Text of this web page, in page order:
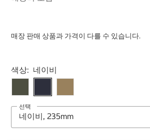
매장 판매 상품과 가격이 다를 수 있습니다.
Select product
색상: 네이비
선택